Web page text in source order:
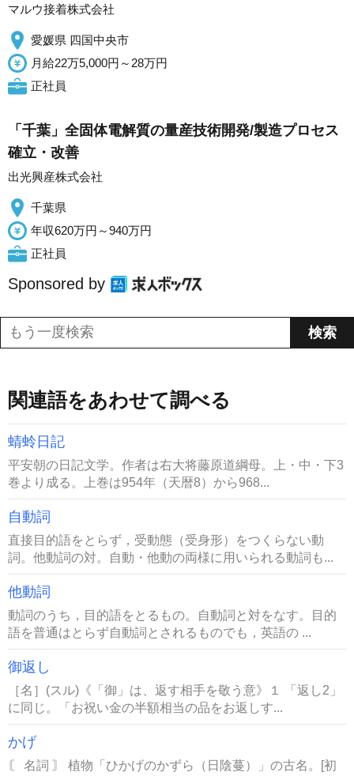
マルウ接着株式会社
愛媛県 四国中央市
月給22万5,000円～28万円
正社員
「千葉」全固体電解質の量産技術開発/製造プロセス
確立・改善
出光興産株式会社
千葉県
年収620万円～940万円
正社員
Sponsored by
関連語をあわせて調べる
蜻蛉日記
平安朝の日記文学。作者は右大将藤原道綱母。上・中・下3
巻より成る。上巻は954年（天暦8）から968...
自動詞
直接目的語をとらず，受動態（受身形）をつくらない動
詞。他動詞の対。自動・他動の両様に用いられる動詞も...
他動詞
動詞のうち，目的語をとるもの。自動詞と対をなす。目的
語を普通はとらず自動詞とされるものでも，英語の ...
御返し
［名］(スル)《「御」は、返す相手を敬う意》１ 「返し2」
に同じ。「お祝い金の半額相当の品をお返しす...
かげ
〘 名詞 〙 植物「ひかげのかずら（日陰蔓）」の古名。[初